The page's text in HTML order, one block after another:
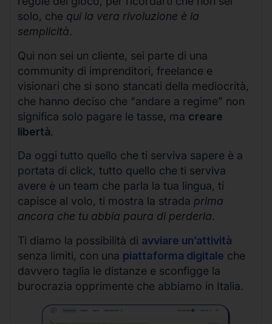
solo, che qui la vera rivoluzione è la
semplicità.
Qui non sei un cliente, sei parte di una
community di imprenditori, freelance e
visionari che si sono stancati della mediocrità,
che hanno deciso che “andare a regime” non
significa solo pagare le tasse, ma creare
libertà.
Da oggi tutto quello che ti serviva sapere è a
portata di click, tutto quello che ti serviva
avere è un team che parla la tua lingua, ti
capisce al volo, ti mostra la strada prima
ancora che tu abbia paura di perderla.
Ti diamo la possibilità di avviare un’attività
senza limiti, con una piattaforma digitale che
davvero taglia le distanze e sconfigge la
burocrazia opprimente che abbiamo in Italia.